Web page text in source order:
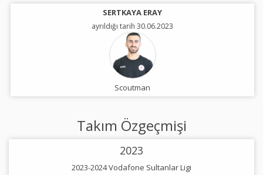
SERTKAYA ERAY
ayrıldığı tarih 30.06.2023
Scoutman
Takım Özgeçmişi
2023
2023-2024 Vodafone Sultanlar Ligi